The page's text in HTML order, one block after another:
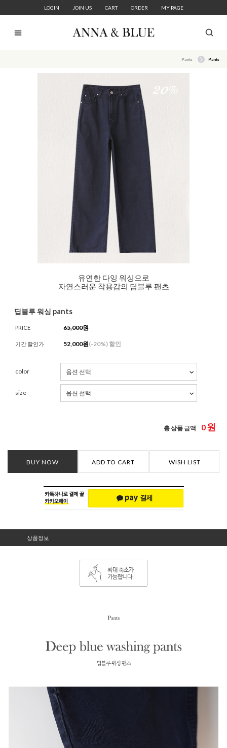
LOGIN JOIN US CART ORDER MY PAGE
Pants Pants
유연한 다잉 워싱으로
자연스러운 착용감의 딥블루 팬츠
딥블루 워싱 pants
PRICE 65,000원
기간 할인가 52,000원(-20%) 할인
color
size
총 상품 금액 0원
BUY NOW ADD TO CART WISH LIST
상품정보